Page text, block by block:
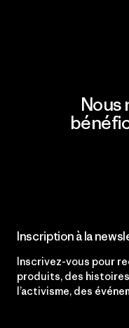
Nous
Inscription à la
Inscrivez-vous pour
produits, des
l’activisme, des